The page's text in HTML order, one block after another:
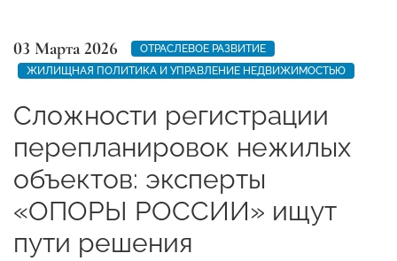
03 Марта 2026
ОТРАСЛЕВОЕ РАЗВИТИЕ
ЖИЛИЩНАЯ ПОЛИТИКА И УПРАВЛЕНИЕ НЕДВИЖИМОСТЬЮ
Сложности регистрации
перепланировок нежилых
объектов: эксперты
«ОПОРЫ РОССИИ» ищут
пути решения